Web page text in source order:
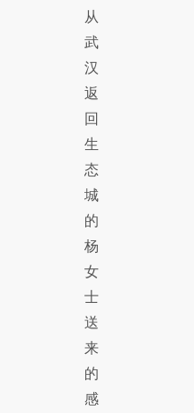
从
武
汉
返
回
生
态
城
的
杨
女
士
送
来
的
感